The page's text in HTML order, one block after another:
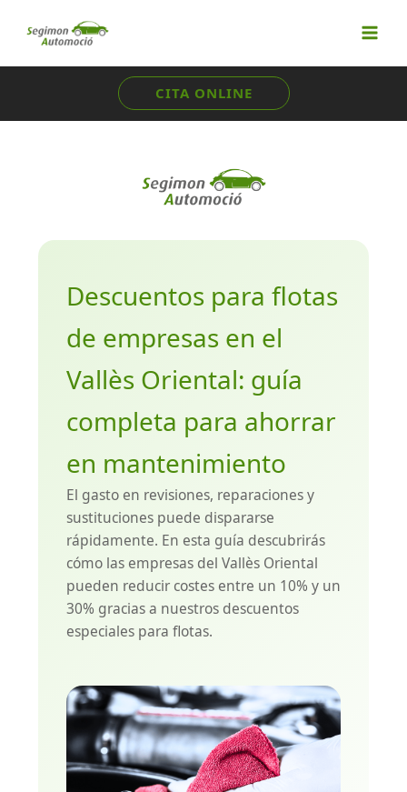
CITA ONLINE
Descuentos para flotas
de empresas en el
Vallès Oriental: guía
completa para ahorrar
en mantenimiento
El gasto en revisiones, reparaciones y
sustituciones puede dispararse
rápidamente. En esta guía descubrirás
cómo las empresas del Vallès Oriental
pueden reducir costes entre un 10% y un
30% gracias a nuestros descuentos
especiales para flotas.